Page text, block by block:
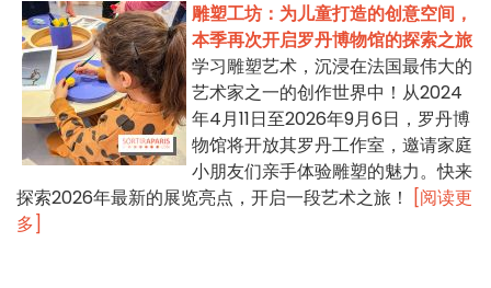
雕塑工坊：为儿童打造的创意空间，
本季再次开启罗丹博物馆的探索之旅
学习雕塑艺术，沉浸在法国最伟大的
艺术家之一的创作世界中！从2024
年4月11日至2026年9月6日，罗丹博
物馆将开放其罗丹工作室，邀请家庭
小朋友们亲手体验雕塑的魅力。快来
探索2026年最新的展览亮点，开启一段艺术之旅！
[阅读更
多]